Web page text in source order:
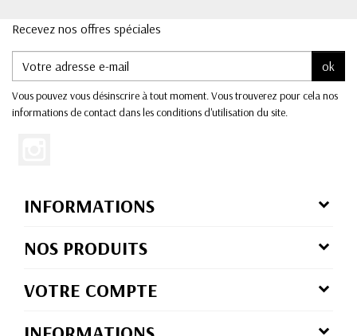
Recevez nos offres spéciales
ok
Vous pouvez vous désinscrire à tout moment. Vous trouverez pour cela nos
informations de contact dans les conditions d'utilisation du site.
INFORMATIONS
NOS PRODUITS
VOTRE COMPTE